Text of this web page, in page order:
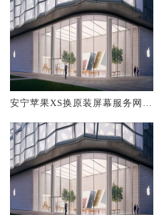
安宁苹果XS换原装屏幕服务网点